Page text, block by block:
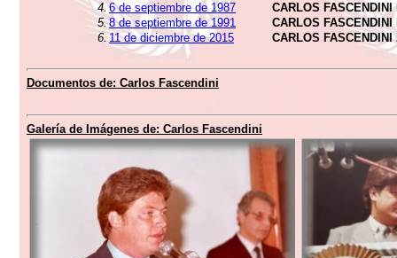
4.6 de septiembre de 1987
CARLOS
5.8 de septiembre de 1991
CARLOS
6. 11 de diciembre de 2015 CARLOS
Documentos de: Carlos Fascendini
Galería de Imágenes de: Carlos Fascendini